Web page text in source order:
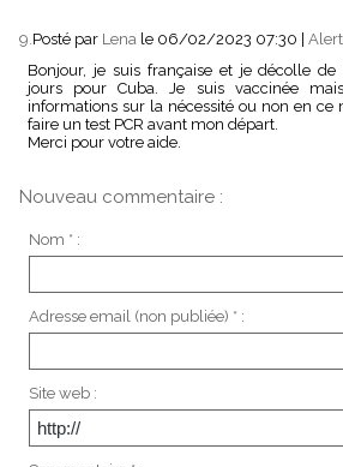
9. Posté par Lena le 06/02/2023 07:30 |
Bonjour, je suis française et je décolle
jours pour Cuba. Je suis vaccinée
informations sur la nécessité ou non en ce
faire un test PCR avant mon départ.
Merci pour votre aide.
Nouveau commentaire :
Nom * :
Adresse email (non publiée) * :
Site web :